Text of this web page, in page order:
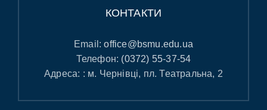
КОНТАКТИ
Email:office@bsmu.edu.ua
Телефон: (0372) 55-37-54
Адреса: : м. Чернівці, пл. Театральна, 2